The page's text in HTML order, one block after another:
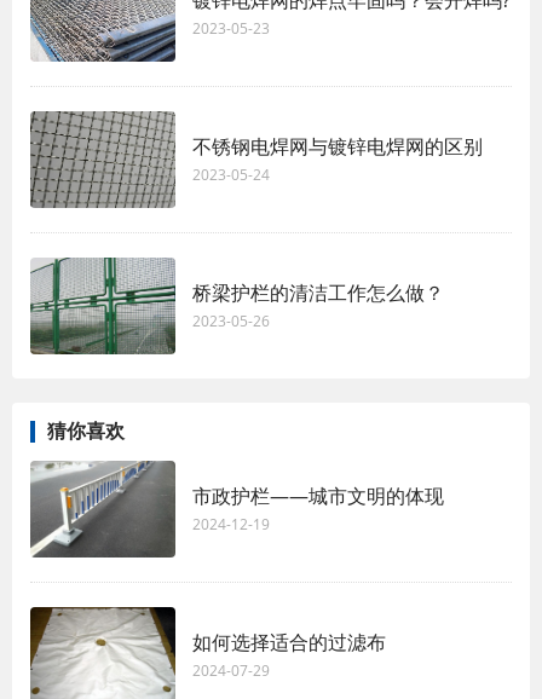
2023-05-23
不锈钢电焊网与镀锌电焊网的区别
2023-05-24
桥梁护栏的清洁工作怎么做？
2023-05-26
猜你喜欢
市政护栏——城市文明的体现
2024-12-19
如何选择适合的过滤布
2024-07-29